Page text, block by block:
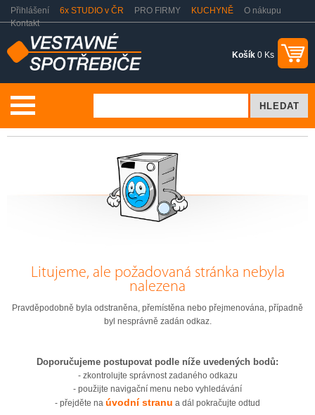
Přihlášení 6x STUDIO v ČR PRO FIRMY KUCHYNĚ
O nákupu
Kontakt
Košík 0 Ks
Litujeme, ale požadovaná stránka nebyla
nalezena
Pravděpodobně byla odstraněna, přemístěna nebo přejmenována, případně
byl nesprávně zadán odkaz.
Doporučujeme postupovat podle níže uvedených bodů:
- zkontrolujte správnost zadaného odkazu
- použijte navigační menu nebo vyhledávání
- přejděte na úvodní stranu a dál pokračujte odtud